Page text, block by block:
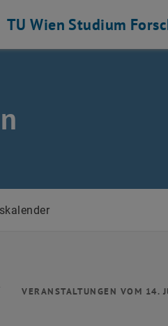
TU Wien Studium
VERANSTALTUNGEN VOM 14.